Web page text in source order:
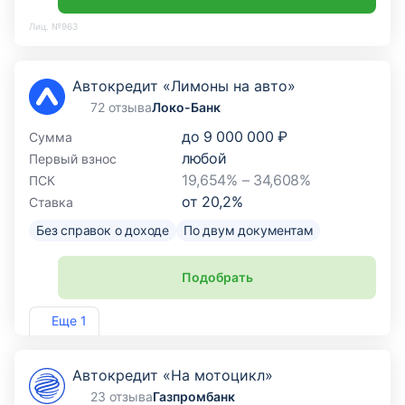
Лиц. №963
Еще 1
Автокредит «Лимоны на авто»
72 отзываЛоко-Банк
Сумма
до 9 000 000 ₽
Первый взнос любой
ПСК 19,654% – 34,608%
Ставка от 20,2%
Без справок о доходе По двум документам
Подобрать
Лиц. №2707
Автокредит «На мотоцикл»
23 отзываГазпромбанк